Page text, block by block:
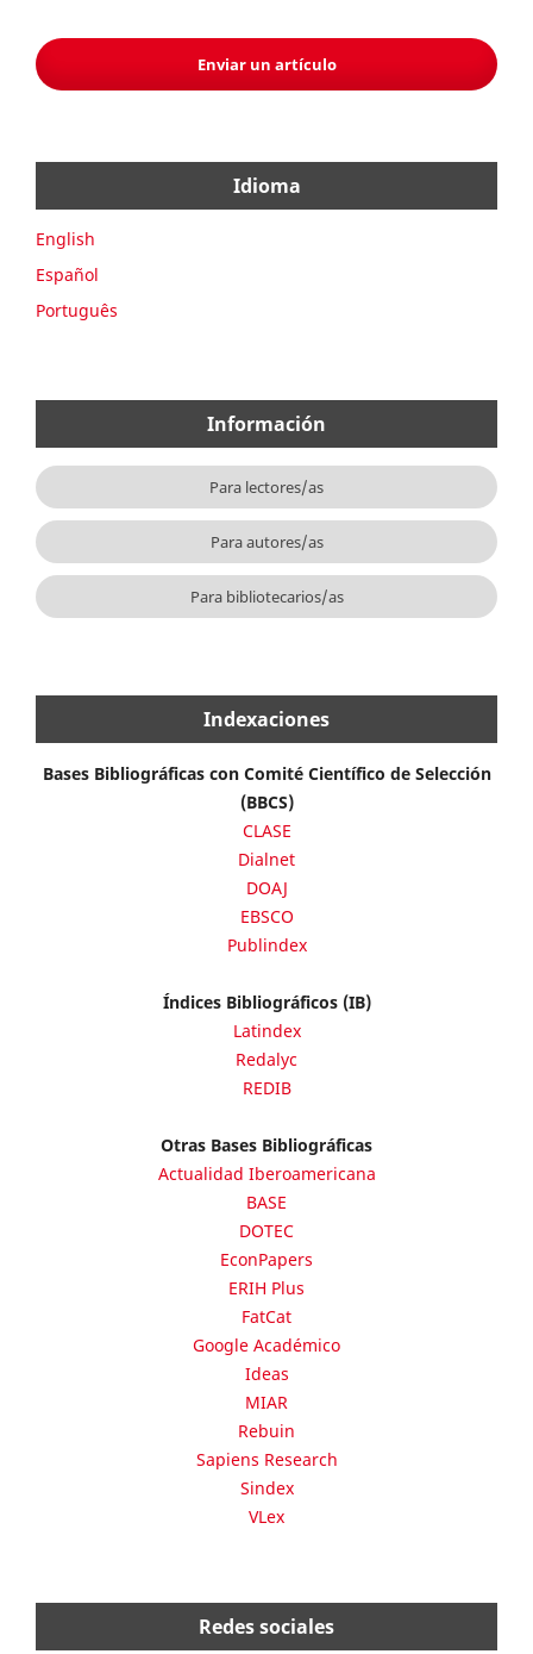
Enviar un artículo
Idioma
English
Español
Português
Información
Para lectores/as
Para autores/as
Para bibliotecarios/as
Indexaciones
Bases Bibliográficas con Comité Científico de Selección
(BBCS)
CLASE
Dialnet
DOAJ
EBSCO
Publindex
Índices Bibliográficos (IB)
Latindex
Redalyc
REDIB
Otras Bases Bibliográficas
Actualidad Iberoamericana
BASE
DOTEC
EconPapers
ERIH Plus
FatCat
Google Académico
Ideas
MIAR
Rebuin
Sapiens Research
Sindex
VLex
Redes sociales